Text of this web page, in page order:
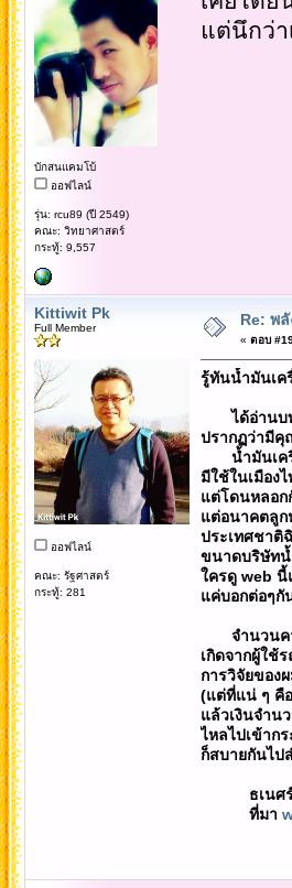
บักสนแคมโบ้
ออฟไลน์
รุ่น: rcu89 (ปี 2549)
คณะ: วิทยาศาสตร์
กระทู้: 9,557
แต่นึกว่
Kittiwit Pk
Full Member
ออฟไลน์
คณะ: รัฐศาสตร์
กระทู้: 281
Re: พ
« ตอบ
รู้ทันน้ำมันเค
ได้อ่านบทค
ปรากฏว่ามีคุ
น้ำมันเครื่อ
มีใช้ในเมือง
แต่โดนหลอก
แต่อนาคตลูก
ประเทศชาติ
ขนาดบริษัทน้
ใครดู web นี้
แค่บอกต่อๆกั
จำนวนควา
เกิดจากผู้ใช้
การวิจัยของ
(แต่ที่แน่ ๆ คื
แล้วเงินจำน
ไหลไปเข้าก
ก็สบายกันไป
ธเนศร์ เ
ที่มา